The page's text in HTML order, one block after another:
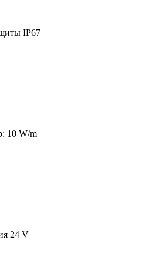
IP67
10 W/m
24 V